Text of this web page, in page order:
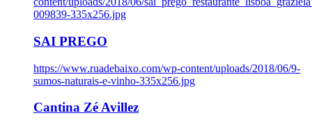
009839-335x256.jpg
SAI PREGO
https://www.ruadebaixo.com/wp-content/uploads/2018/06/9-
sumos-naturais-e-vinho-335x256.jpg
Cantina Zé Avillez